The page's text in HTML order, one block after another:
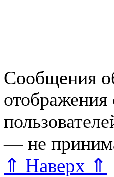
Сообщения
отображения
— не
⇑ Наверх ⇑